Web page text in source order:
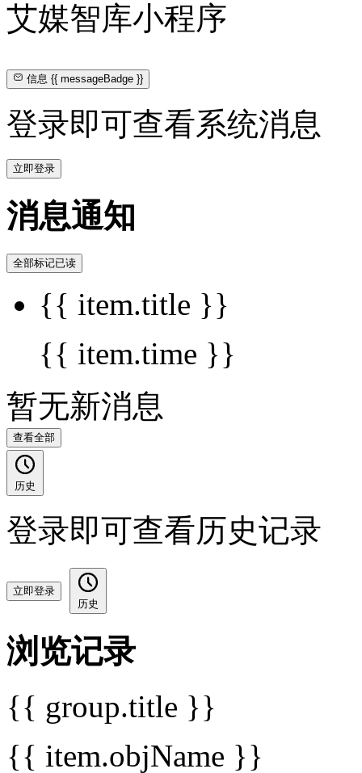
艾媒智库小程序
信息{{ messageBadge }}
登录即可查看系统消息
立即登录
消息通知
全部标记已读
{{ item.title }}
{{ item.time }}
暂无新消息
查看全部
历史
登录即可查看历史记录
立即登录
历史
浏览记录
{{ group.title }}
{{ item.objName }}